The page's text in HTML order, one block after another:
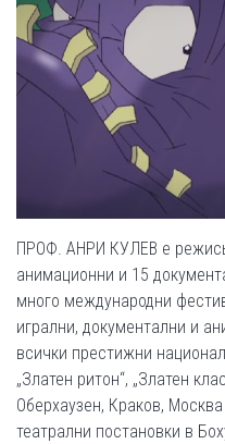
ПРОФ. AНРИ КУЛЕВ е
анимационни и 15
много международни
игрални, документални и
всички престижни
„Златен ритон“, „Златен
Оберхаузен, Краков,
театрални постановки в